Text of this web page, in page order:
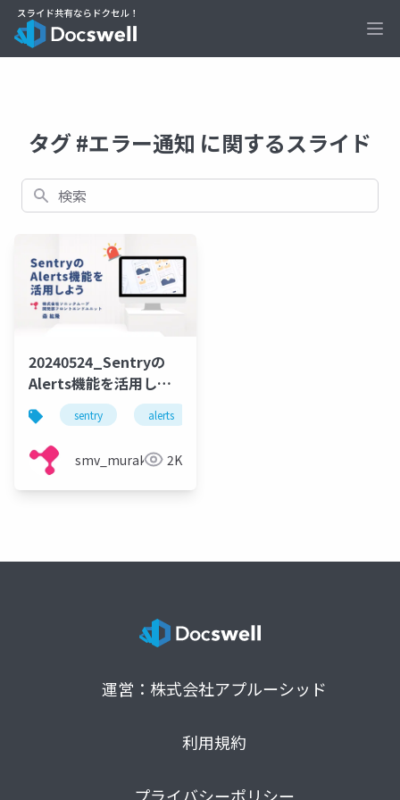
タグ #エラー通知 に関するスライド
検索
20240524_Sentryの
Alerts機能を活用しよ
う
sentry alerts
smv_murakami2K
運営：株式会社アプルーシッド
利用規約
プライバシーポリシー